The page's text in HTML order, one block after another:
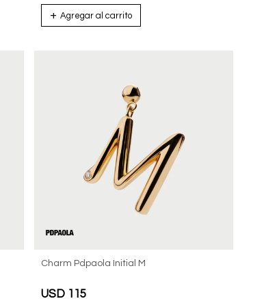
Charm Pdpaola Initial M
USD 115